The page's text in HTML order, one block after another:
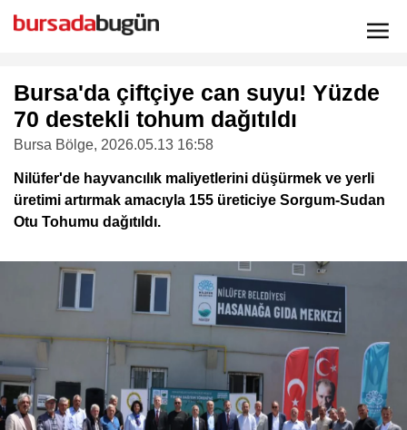
Bursa'da çiftçiye can suyu! Yüzde
70 destekli tohum dağıtıldı
Bursa Bölge, 2026.05.13 16:58
Nilüfer'de hayvancılık maliyetlerini düşürmek ve yerli
üretimi artırmak amacıyla 155 üreticiye Sorgum-Sudan
Otu Tohumu dağıtıldı.